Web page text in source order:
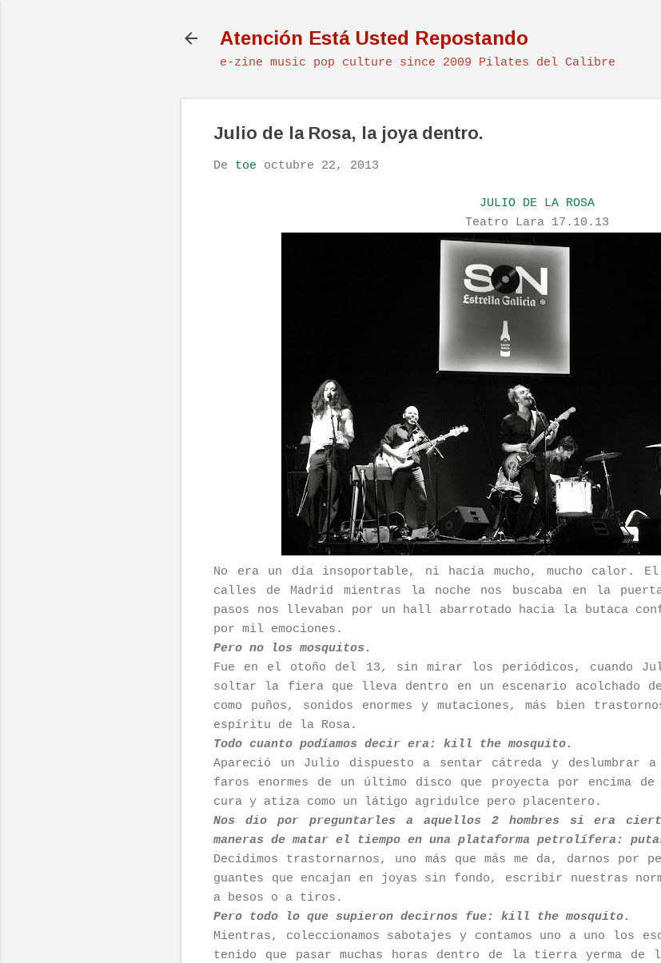
Atención Está Usted Repostando
e-zine music pop culture since 2009 Pilates del Calibre
Julio de la Rosa, la joya dentro.
De toe octubre 22, 2013
JULIO DE LA ROSA
Teatro Lara 17.10.13
No era un día insoportable, ni hacía mucho, mucho calor.
calles de Madrid mientras la noche nos buscaba en la
pasos nos llevaban por un hall abarrotado hacia la butaca
por mil emociones.
Pero no los mosquitos.
Fue en el otoño del 13, sin mirar los periódicos, cuando
soltar la fiera que lleva dentro en un escenario acolchado de
como puños, sonidos enormes y mutaciones, más bien
espíritu de la Rosa.
Todo cuanto podíamos decir era: kill the mosquito.
Apareció un Julio dispuesto a sentar cátreda y deslumbrar
faros enormes de un último disco que proyecta por encima de
cura y atiza como un látigo agridulce pero placentero.
Nos dio por preguntarles a aquellos 2 hombres si era
maneras de matar el tiempo en una plataforma petrolífera:
Decidimos trastornarnos, uno más que más me da, darnos por
guantes que encajan en joyas sin fondo, escribir nuestras
a besos o a tiros.
Pero todo lo que supieron decirnos fue: kill the mosquito.
Mientras, coleccionamos sabotajes y contamos uno a uno los
tenido que pasar muchas horas dentro de la tierra yerma